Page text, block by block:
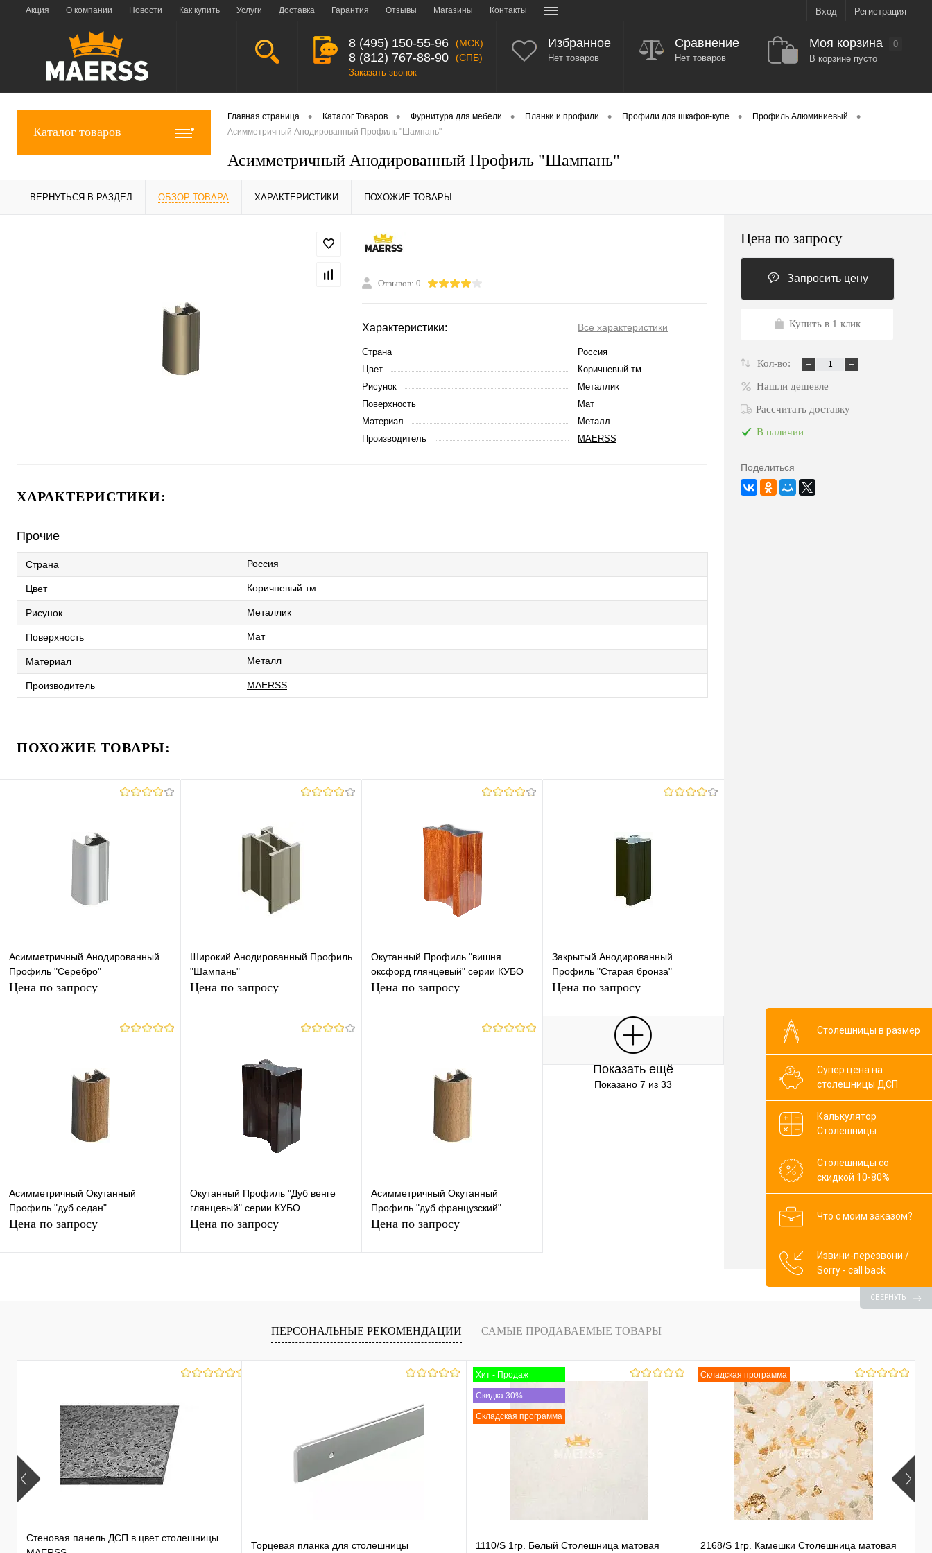
Акция О компании Новости Как купить Услуги Доставка Гарантия Отзывы Магазины Контакты Вход Регистрация
8 (495) 150-55-96 (МСК)
8 (812) 767-88-90 (СПБ)
Заказать звонок
Избранное
Нет товаров
Сравнение
Нет товаров
Моя корзина
0
В корзине пусто
Каталог товаров
Главная страница • Каталог Товаров • Фурнитура для мебели • Планки и профили • Профили для шкафов-купе • Профиль Алюминиевый •
Асимметричный Анодированный Профиль "Шампань"
Асимметричный Анодированный Профиль "Шампань"
ВЕРНУТЬСЯ В РАЗДЕЛ ОБЗОР ТОВАРА ХАРАКТЕРИСТИКИ ПОХОЖИЕ ТОВАРЫ
Отзывов: 0
Характеристики: Все характеристики
Страна
Россия
Цвет
Коричневый тм.
Рисунок
Металлик
Поверхность
Мат
Материал
Металл
Производитель
MAERSS
ХАРАКТЕРИСТИКИ:
Прочие
Страна Россия
Цвет Коричневый тм.
Рисунок Металлик
Поверхность Мат
Материал Металл
Производитель MAERSS
ПОХОЖИЕ ТОВАРЫ:
Асимметричный Анодированный
Профиль "Серебро"
Цена по запросу
Купить в 1 клик
Широкий Анодированный Профиль
"Шампань"
Цена по запросу
Купить в 1 клик К сравнению
В избранное
Окутанный Профиль "вишня
оксфорд глянцевый" серии КУБО
Цена по запросу
Купить в 1 клик
Закрытый Анодированный
Профиль "Старая бронза"
Цена по запросу
Запросить цену
Купить в 1 клик К сравнению
Асимметричный Окутанный
Профиль "дуб седан"
Цена по запросу
Окутанный Профиль "Дуб венге
глянцевый" серии КУБО
Цена по запросу
В наличии
Асимметричный Окутанный
Профиль "дуб французский"
Цена по запросу
В избранное В наличии
Показать ещё
Показано 7 из 33
Цена по запросу
Запросить цену
Купить в 1 клик
Кол-во:
Нашли дешевле
Рассчитать доставку
В наличии
Поделиться
ПЕРСОНАЛЬНЫЕ РЕКОМЕНДАЦИИ САМЫЕ ПРОДАВАЕМЫЕ ТОВАРЫ
Стеновая панель ДСП в цвет столешницы
Торцевая планка для столешницы
Хит - Продаж
Скидка 30%
Складская программа
1110/S 1гр. Белый Столешница матовая
Складская программа
2168/S 1гр. Камешки Столешница матовая
Столешницы в размер
Супер цена на
столешницы ДСП
Калькулятор
Столешницы
Столешницы со
скидкой 10-80%
Что с моим заказом?
Извини-перезвони /
Sorry - call back
СВЕРНУТЬ